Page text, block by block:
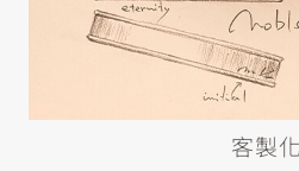
客製化